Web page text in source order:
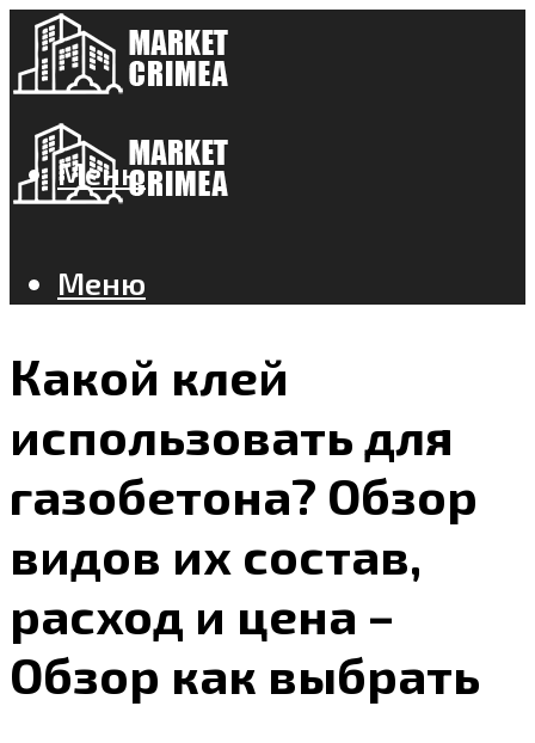
Меню
Меню
Какой клей
использовать для
газобетона? Обзор
видов их состав,
расход и цена –
Обзор как выбрать